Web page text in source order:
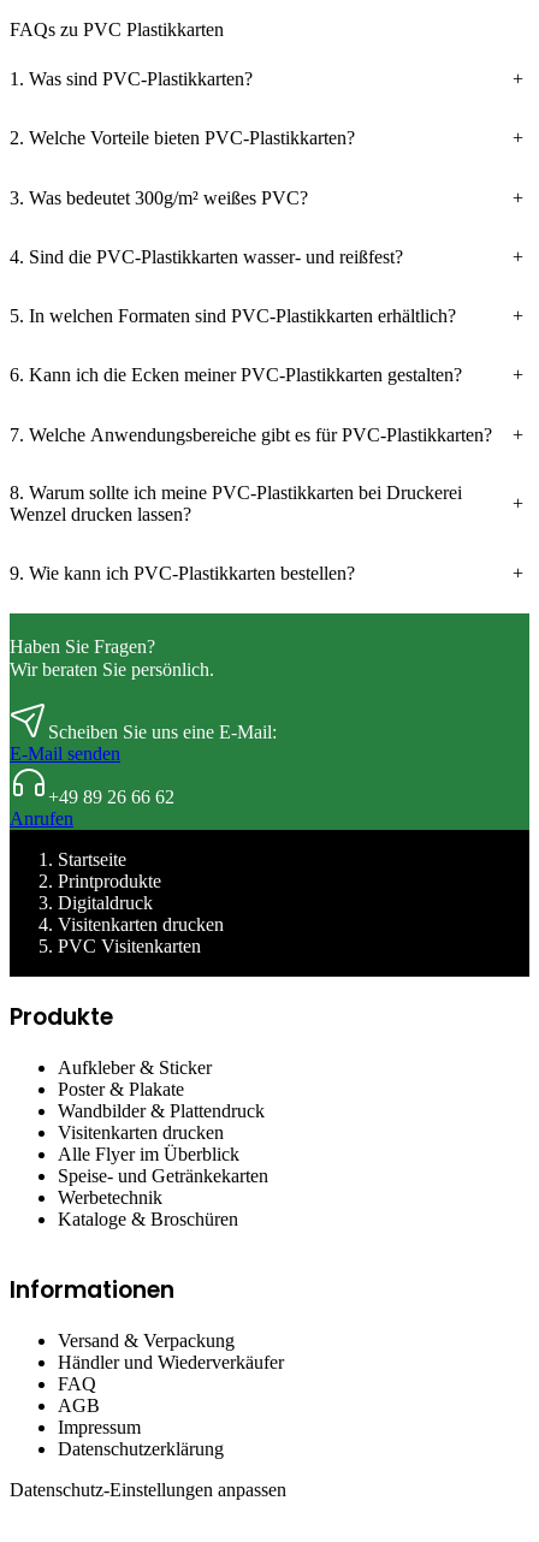
FAQs zu PVC Plastikkarten
1. Was sind PVC-Plastikkarten? +
2. Welche Vorteile bieten PVC-Plastikkarten? +
3. Was bedeutet 300g/m² weißes PVC? +
4. Sind die PVC-Plastikkarten wasser- und reißfest? +
5. In welchen Formaten sind PVC-Plastikkarten erhältlich? +
6. Kann ich die Ecken meiner PVC-Plastikkarten gestalten? +
7. Welche Anwendungsbereiche gibt es für PVC-Plastikkarten? +
8. Warum sollte ich meine PVC-Plastikkarten bei Druckerei
Wenzel drucken lassen?
+
9. Wie kann ich PVC-Plastikkarten bestellen? +
Haben Sie Fragen?
Wir beraten Sie persönlich.
Scheiben Sie uns eine E-Mail:
E-Mail senden
+49 89 26 66 62
Anrufen
Startseite
Printprodukte
Digitaldruck
Visitenkarten drucken
PVC Visitenkarten
Produkte
Aufkleber & Sticker
Poster & Plakate
Wandbilder & Plattendruck
Visitenkarten drucken
Alle Flyer im Überblick
Speise- und Getränkekarten
Werbetechnik
Kataloge & Broschüren
Informationen
Versand & Verpackung
Händler und Wiederverkäufer
FAQ
AGB
Impressum
Datenschutzerklärung
Datenschutz-Einstellungen anpassen